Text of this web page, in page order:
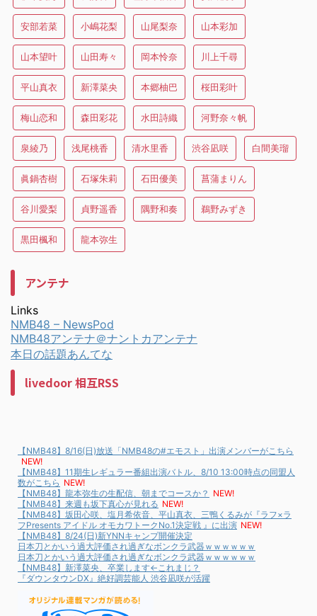
安部若菜 小嶋花梨 山尾梨奈 山本彩加
山本望叶 山田寿々 岡本怜奈 川上千尋
平山真衣 新澤菜央 本郷柚巴 桜田彩叶
梅山恋和 森田彩花 水田詩織 河野奈々帆
泉綾乃 浅尾桃香 清水里香 渋谷凪咲 白間美瑠
眞鍋杏樹 石塚朱莉 石田優美 菖蒲まりん
谷川愛梨 貞野遥香 隅野和奏 鵜野みずき
黒田楓和 龍本弥生
アンテナ
Links
NMB48 – NewsPod
NMB48アンテナ＠ナントカアンテナ
本日の話題あんてな
livedoor 相互RSS
【NMB48】8/16(日)放送「NMB48の#エモスト」出演メンバーがこちら
NEW!
【NMB48】11期生レギュラー番組出演バトル、8/10 13:00時点の同盟人
数がこちら NEW!
【NMB48】龍本弥生の生配信、朝までコースか？ NEW!
【NMB48】来週も坂下真心が見れる NEW!
【NMB48】坂田心咲、塩月希依音、平山真衣、三鴨くるみが『ラフ×ラ
フPresents アイドル オモカワトークNo.1決定戦 』に出演 NEW!
【NMB48】8/24(日)新YNNキャンプ開催決定
日本刀とかいう過大評価され過ぎなボンクラ武器ｗｗｗｗｗｗ
日本刀とかいう過大評価され過ぎなボンクラ武器ｗｗｗｗｗｗ
【NMB48】新澤菜央、卒業します←これまじ？
『ダウンタウンDX』絶好調芸能人 渋谷凪咲が活躍